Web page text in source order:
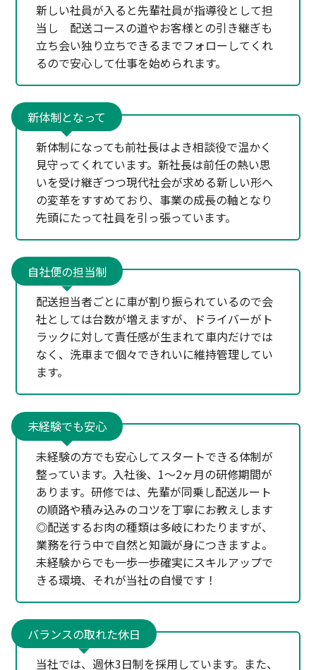
新しい社員が入ると先輩社員が指導役として担
当し 配送コースの道やお客様との引き継ぎも
立ち会い独り立ちできるまでフォローしてくれ
るので安心して仕事を始められます。
新体制となって
新体制になっても前社長はよき相談役で温かく
見守ってくれています。新社長は前任の熱い思
いを受け継ぎつつ現代社会が求める新しい形へ
の変革をすすめており、事業の成長の軸となり
先頭にたって社員を引っ張っています。
自社便の担当制
配送担当者ごとに車が割り振られているので会
社としては台数が増えますが、ドライバーがト
ラックに対して責任感が生まれて車内だけでは
なく、洗車まで個々できれいに維持管理してい
ます。
未経験でも安心
未経験の方でも安心してスタートできる体制が
整っています。入社後、1～2ヶ月の研修期間が
あります。研修では、先輩が同乗し配送ルート
の順路や積み込みのコツを丁寧にお教えします
◎配送するお肉の種類は多岐にわたりますが、
業務を行う中で自然と知識が身につきますよ。
未経験からでも一歩一歩確実にスキルアップで
きる環境、それが当社の自慢です！
バランスの取れた休日
当社では、週休3日制を採用しています。また、